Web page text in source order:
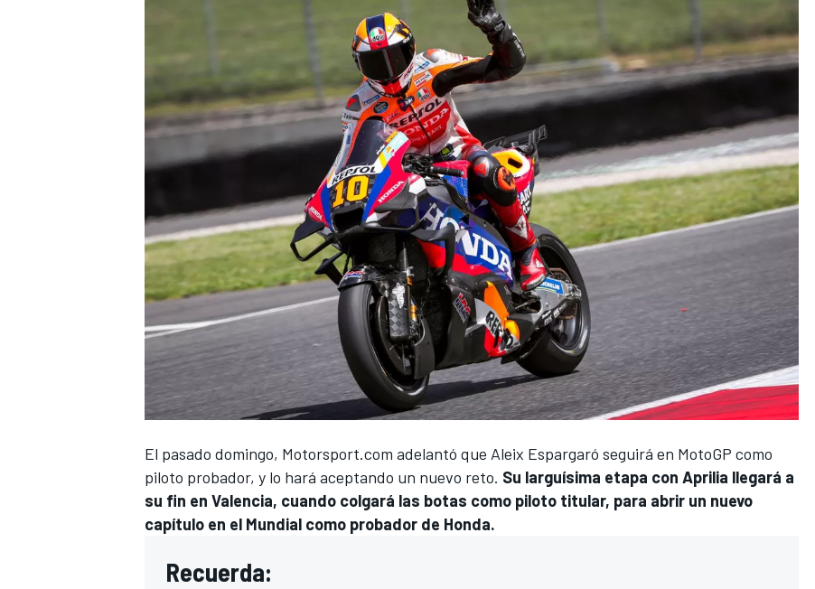
FÓRMULA E
El pasado domingo, Motorsport.com adelantó que Aleix Espargaró seguirá en MotoGP como
piloto probador, y lo hará aceptando un nuevo reto. Su larguísima etapa con Aprilia llegará a
su fin en Valencia, cuando colgará las botas como piloto titular, para abrir un nuevo
capítulo en el Mundial como probador de Honda.
Recuerda: